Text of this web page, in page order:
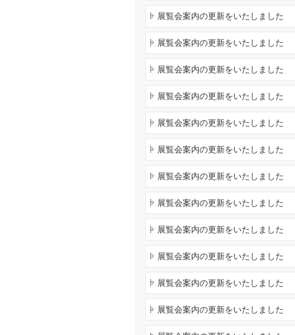
展覧会案内の更新をいたしました
展覧会案内の更新をいたしました
展覧会案内の更新をいたしました
展覧会案内の更新をいたしました
展覧会案内の更新をいたしました
展覧会案内の更新をいたしました
展覧会案内の更新をいたしました
展覧会案内の更新をいたしました
展覧会案内の更新をいたしました
展覧会案内の更新をいたしました
展覧会案内の更新をいたしました
展覧会案内の更新をいたしました